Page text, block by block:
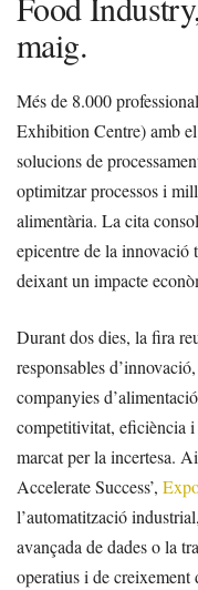
maig.
Més de 8.000
Exhibition Centre) amb
solucions de
optimitzar processos i
alimentària. La cita
epicentre de la innovació
deixant un impacte
Durant dos dies, la fira
responsables
companyies
competitivitat, eficiència i
marcat per la incertesa.
Accelerate Success’,
l’automatització
avançada de dades o la
operatius i de creixement